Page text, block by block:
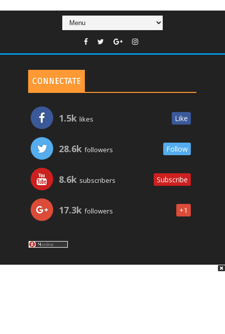
CONNECTATE
1.5k likes Like
28.6k followers Follow
8.6k subscribers Subscribe
17.3k followers +1